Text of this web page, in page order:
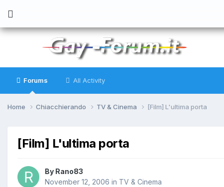
Forums All Activity
Home Chiacchierando TV & Cinema [Film] L'ultima porta
[Film] L'ultima porta
By Rano83
November 12, 2006 in TV & Cinema